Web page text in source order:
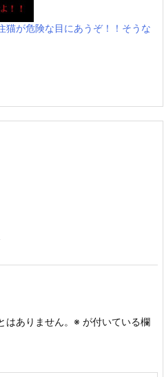
猫が危険な目にあうぞ！！そうな
ありません。 ※ が付いている欄